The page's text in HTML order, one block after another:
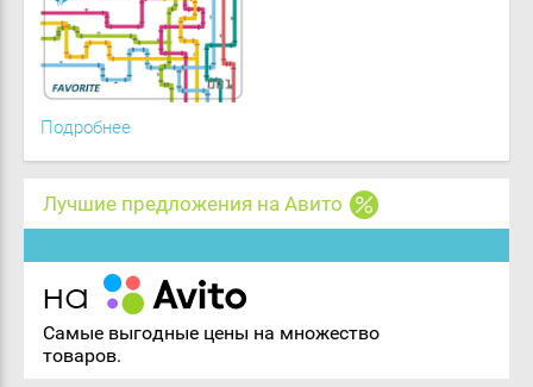
Подробнее
Лучшие предложения на Авито
Самые выгодные цены на множество
товаров.